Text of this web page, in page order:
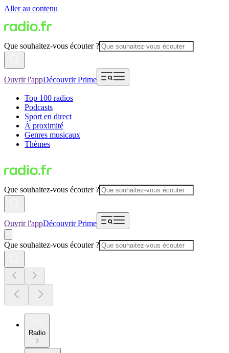
Aller au contenu
Que souhaitez-vous écouter ?
Ouvrir l'appDécouvrir Prime
Top 100 radios
Podcasts
Sport en direct
À proximité
Genres musicaux
Thèmes
Que souhaitez-vous écouter ?
Ouvrir l'appDécouvrir Prime
Que souhaitez-vous écouter ?
Radio